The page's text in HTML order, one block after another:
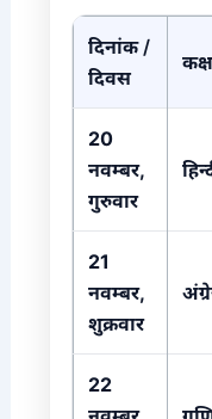
दिनांक /
दिवस
20
नवम्बर,
गुरुवार
21
नवम्बर,
शुक्रवार
22